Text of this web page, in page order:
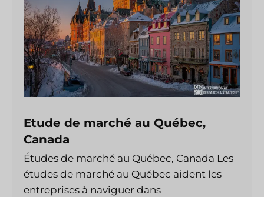
Etude de marché au Québec,
Canada
Études de marché au Québec, Canada Les
études de marché au Québec aident les
entreprises à naviguer dans